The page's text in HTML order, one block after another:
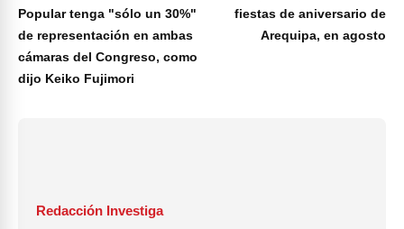
Popular tenga "sólo un 30%"
de representación en ambas
cámaras del Congreso, como
dijo Keiko Fujimori
fiestas de aniversario de
Arequipa, en agosto
Redacción Investiga